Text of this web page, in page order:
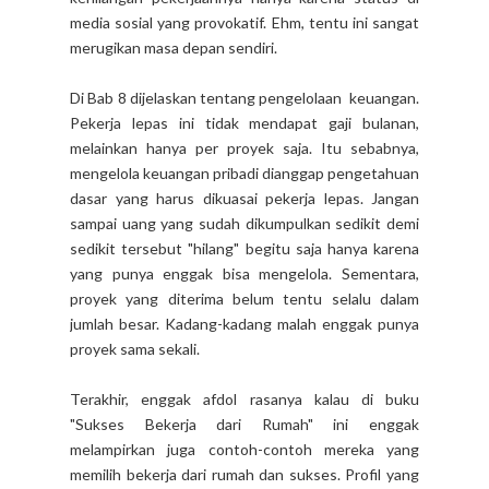
media sosial yang provokatif. Ehm, tentu ini sangat
merugikan masa depan sendiri.
Di Bab 8 dijelaskan tentang pengelolaan keuangan.
Pekerja lepas ini tidak mendapat gaji bulanan,
melainkan hanya per proyek saja. Itu sebabnya,
mengelola keuangan pribadi dianggap pengetahuan
dasar yang harus dikuasai pekerja lepas. Jangan
sampai uang yang sudah dikumpulkan sedikit demi
sedikit tersebut "hilang" begitu saja hanya karena
yang punya enggak bisa mengelola. Sementara,
proyek yang diterima belum tentu selalu dalam
jumlah besar. Kadang-kadang malah enggak punya
proyek sama sekali.
Terakhir, enggak afdol rasanya kalau di buku
"Sukses Bekerja dari Rumah" ini enggak
melampirkan juga contoh-contoh mereka yang
memilih bekerja dari rumah dan sukses. Profil yang